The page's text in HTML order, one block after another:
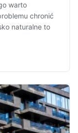
warto
chronić
naturalne to